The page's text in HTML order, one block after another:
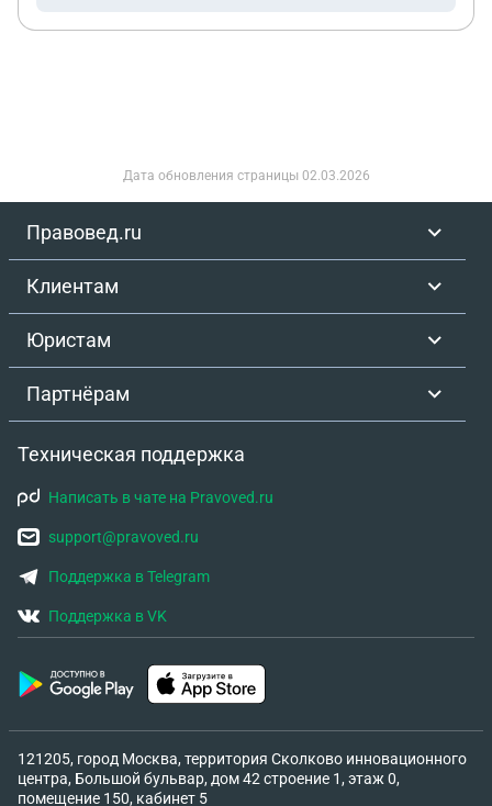
Дата обновления страницы 02.03.2026
Правовед.ru
Клиентам
Юристам
Партнёрам
Техническая поддержка
Написать в чате на Pravoved.ru
support@pravoved.ru
Поддержка в Telegram
Поддержка в VK
121205, город Москва, территория Сколково инновационного
центра, Большой бульвар, дом 42 строение 1, этаж 0,
помещение 150, кабинет 5